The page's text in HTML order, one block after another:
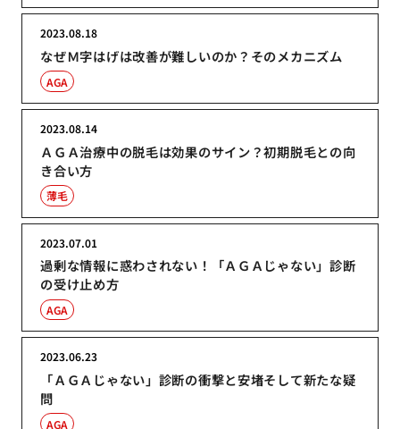
なぜＭ字はげは改善が難しいのか？そのメカニズム
2023.08.18
AGA
ＡＧＡ治療中の脱毛は効果のサイン？初期脱毛との向
き合い方
2023.08.14
薄毛
過剰な情報に惑わされない！「ＡＧＡじゃない」診断
の受け止め方
2023.07.01
AGA
「ＡＧＡじゃない」診断の衝撃と安堵そして新たな疑
問
2023.06.23
AGA